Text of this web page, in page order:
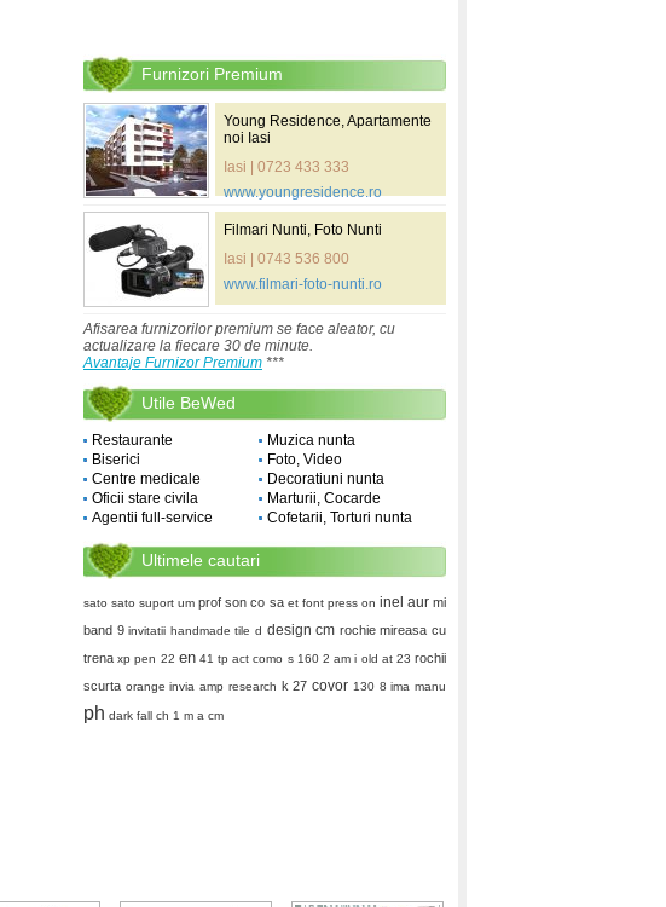
Furnizori Premium
Young Residence, Apartamente
noi Iasi
Iasi | 0723 433 333
www.youngresidence.ro
Filmari Nunti, Foto Nunti
Iasi | 0743 536 800
www.filmari-foto-nunti.ro
Afisarea furnizorilor premium se face aleator, cu
actualizare la fiecare 30 de minute.
Avantaje Furnizor Premium ***
Utile BeWed
Restaurante
Biserici
Centre medicale
Oficii stare civila
Agentii full-service
Muzica nunta
Foto, Video
Decoratiuni nunta
Marturii, Cocarde
Cofetarii, Torturi nunta
Ultimele cautari
sato sato suport um prof son co sa et font press on inel aur mi
band 9 invitatii handmade tile d design cm rochie mireasa cu
trena xp pen 22 en 41 tp act como s 160 2 am i old at 23 rochii
scurta orange invia amp research k 27 covor 130 8 ima manu
ph dark fall ch 1 m a cm